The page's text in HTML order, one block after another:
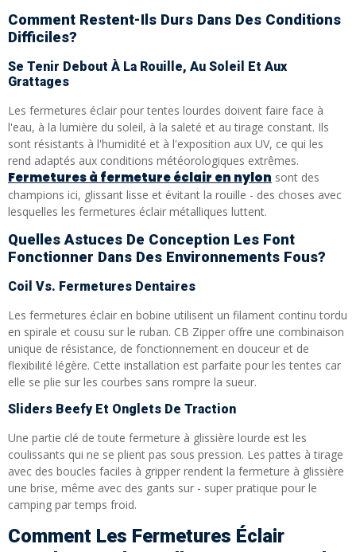
Comment Restent-Ils Durs Dans Des Conditions
Difficiles?
Se Tenir Debout À La Rouille, Au Soleil Et Aux
Grattages
Les fermetures éclair pour tentes lourdes doivent faire face à
l'eau, à la lumière du soleil, à la saleté et au tirage constant. Ils
sont résistants à l'humidité et à l'exposition aux UV, ce qui les
rend adaptés aux conditions météorologiques extrêmes.
Fermetures à fermeture éclair en nylon sont des
champions ici, glissant lisse et évitant la rouille - des choses avec
lesquelles les fermetures éclair métalliques luttent.
Quelles Astuces De Conception Les Font
Fonctionner Dans Des Environnements Fous?
Coil Vs. Fermetures Dentaires
Les fermetures éclair en bobine utilisent un filament continu tordu
en spirale et cousu sur le ruban. CB Zipper offre une combinaison
unique de résistance, de fonctionnement en douceur et de
flexibilité légère. Cette installation est parfaite pour les tentes car
elle se plie sur les courbes sans rompre la sueur.
Sliders Beefy Et Onglets De Traction
Une partie clé de toute fermeture à glissière lourde est les
coulissants qui ne se plient pas sous pression. Les pattes à tirage
avec des boucles faciles à gripper rendent la fermeture à glissière
une brise, même avec des gants sur - super pratique pour le
camping par temps froid.
Comment Les Fermetures Éclair